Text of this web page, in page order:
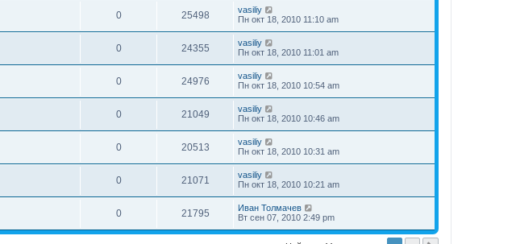
0 25498
vasiliy
Пн окт 18, 2010 11:10 am
0 24355
vasiliy
Пн окт 18, 2010 11:01 am
0 24976
vasiliy
Пн окт 18, 2010 10:54 am
0 21049
vasiliy
Пн окт 18, 2010 10:46 am
0 20513
vasiliy
Пн окт 18, 2010 10:31 am
0 21071
vasiliy
Пн окт 18, 2010 10:21 am
0 21795
Иван Толмачев
Вт сен 07, 2010 2:49 pm